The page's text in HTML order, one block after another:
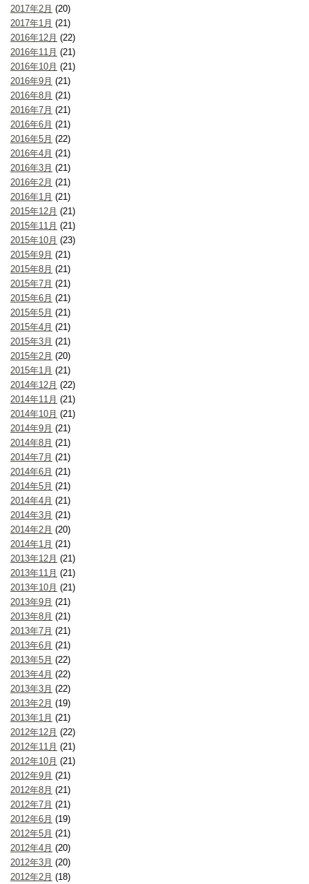
2017年2月 (20)
2017年1月 (21)
2016年12月 (22)
2016年11月 (21)
2016年10月 (21)
2016年9月 (21)
2016年8月 (21)
2016年7月 (21)
2016年6月 (21)
2016年5月 (22)
2016年4月 (21)
2016年3月 (21)
2016年2月 (21)
2016年1月 (21)
2015年12月 (21)
2015年11月 (21)
2015年10月 (23)
2015年9月 (21)
2015年8月 (21)
2015年7月 (21)
2015年6月 (21)
2015年5月 (21)
2015年4月 (21)
2015年3月 (21)
2015年2月 (20)
2015年1月 (21)
2014年12月 (22)
2014年11月 (21)
2014年10月 (21)
2014年9月 (21)
2014年8月 (21)
2014年7月 (21)
2014年6月 (21)
2014年5月 (21)
2014年4月 (21)
2014年3月 (21)
2014年2月 (20)
2014年1月 (21)
2013年12月 (21)
2013年11月 (21)
2013年10月 (21)
2013年9月 (21)
2013年8月 (21)
2013年7月 (21)
2013年6月 (21)
2013年5月 (22)
2013年4月 (22)
2013年3月 (22)
2013年2月 (19)
2013年1月 (21)
2012年12月 (22)
2012年11月 (21)
2012年10月 (21)
2012年9月 (21)
2012年8月 (21)
2012年7月 (21)
2012年6月 (19)
2012年5月 (21)
2012年4月 (20)
2012年3月 (20)
2012年2月 (18)